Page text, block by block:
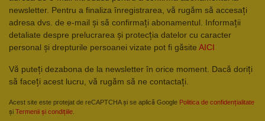
newsletter. Pentru a finaliza înregistrarea, vă rugăm să accesați
adresa dvs. de e-mail și să confirmați abonamentul. Informații
detaliate despre prelucrarea și protecția datelor cu caracter
personal și drepturile persoanei vizate pot fi găsite AICI
Vă puteți dezabona de la newsletter în orice moment. Dacă doriți
să faceți acest lucru, vă rugăm să ne contactați.
Acest site este protejat de reCAPTCHA și se aplică Google Politica de confidențialitate
și Termenii și condițiile